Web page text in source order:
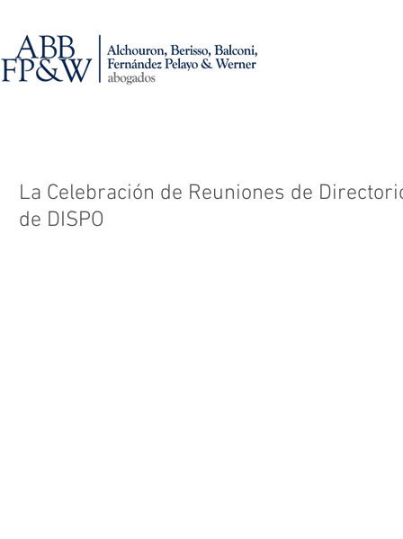
La Celebración de Reuniones de
de DISPO